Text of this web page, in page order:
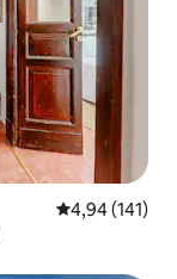
4,94 de uma
4,94 (141)